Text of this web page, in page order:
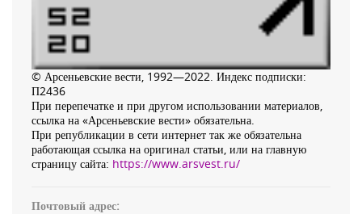
© Арсеньевские вести, 1992—2022. Индекс подписки:
П2436
При перепечатке и при другом использовании материалов,
ссылка на «Арсеньевские вести» обязательна.
При републикации в сети интернет так же обязательна
работающая ссылка на оригинал статьи, или на главную
страницу сайта: https://www.arsvest.ru/
Почтовый адрес: